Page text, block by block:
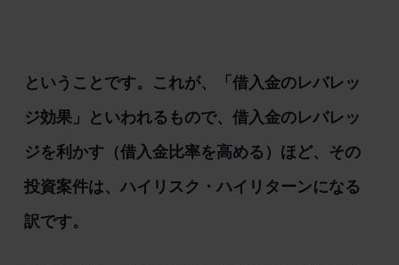
ということです。これが、「借入金のレバレッ
ジ効果」といわれるもので、借入金のレバレッ
ジを利かす（借入金比率を高める）ほど、その
投資案件は、ハイリスク・ハイリターンになる
訳です。